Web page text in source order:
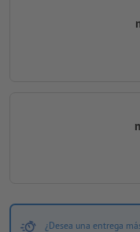
¿Desea una entrega